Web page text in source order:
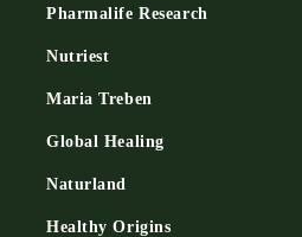
Pharmalife Research
Nutriest
Maria Treben
Global Healing
Naturland
Healthy Origins